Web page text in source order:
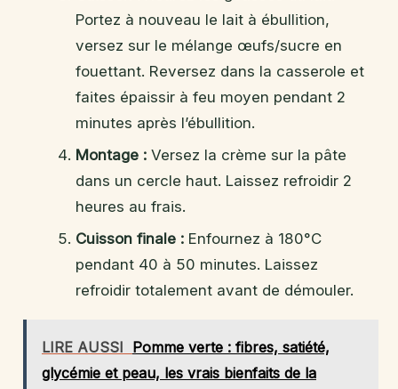
Portez à nouveau le lait à ébullition,
versez sur le mélange œufs/sucre en
fouettant. Reversez dans la casserole et
faites épaissir à feu moyen pendant 2
minutes après l’ébullition.
Montage :Versez la crème sur la pâte
dans un cercle haut. Laissez refroidir 2
heures au frais.
Cuisson finale :Enfournez à 180°C
pendant 40 à 50 minutes. Laissez
refroidir totalement avant de démouler.
LIRE AUSSI Pomme verte : fibres, satiété,
glycémie et peau, les vrais bienfaits de la